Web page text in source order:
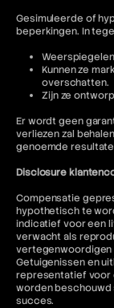
Gesimuleerde of
beperkingen. In
Kunnen ze
overschatten.
Zijn ze
Er wordt geen
verliezen zal
genoemde
Disclosure
Compensatie
hypothetisch te
indicatief voor een
verwacht als
vertegenwoordigen
Getuigenissen en
representatief voor
worden
succes.